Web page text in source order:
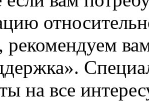
на все